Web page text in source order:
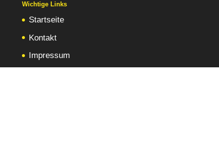
Wichtige Links
Startseite
Kontakt
Impressum